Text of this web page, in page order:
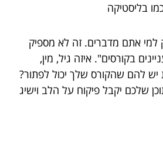
בליסטיקה
למי אתם מדברים. זה לא מספיק
בקורסים". איזה גיל, מין,
יש להם שהקורס שלך יכול לפתור?
שלכם יקבל פיקוח על הלב וישיג